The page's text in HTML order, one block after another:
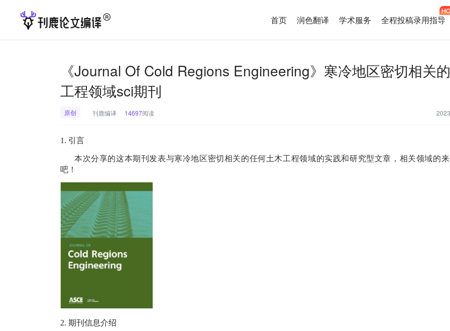
首页 润色翻译 学术服务 全程投稿录用指导
《Journal Of Cold Regions Engineering》寒冷地区密切相关
工程领域sci期刊
原创 刊鹿编译 14697阅读
1. 引言
本次分享的这本期刊发表与寒冷地区密切相关的任何土木工程领域的实践和研究型文章，相关领域的
吧！
2. 期刊信息介绍